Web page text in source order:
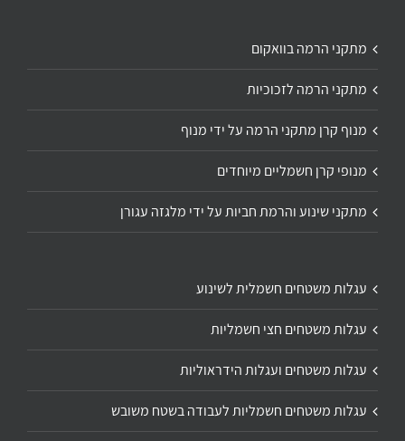
מתקני הרמה בוואקום
מתקני הרמה לזכוכיות
מנוף קרן מתקני הרמה על ידי מנוף
מנופי קרן חשמליים מיוחדים
מתקני שינוע והרמת חביות על ידי מלגזה עגורן
עגלות משטחים חשמלית לשינוע
עגלות משטחים חצי חשמליות
עגלות משטחים ועגלות הידראוליות
עגלות משטחים חשמליות לעבודה בשטח משובש